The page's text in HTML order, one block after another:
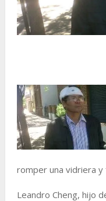
romper una vidriera y
Leandro Cheng, hijo